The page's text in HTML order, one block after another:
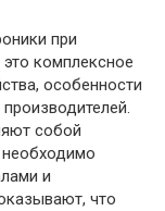
при
комплексное
особенности
собой
и
что